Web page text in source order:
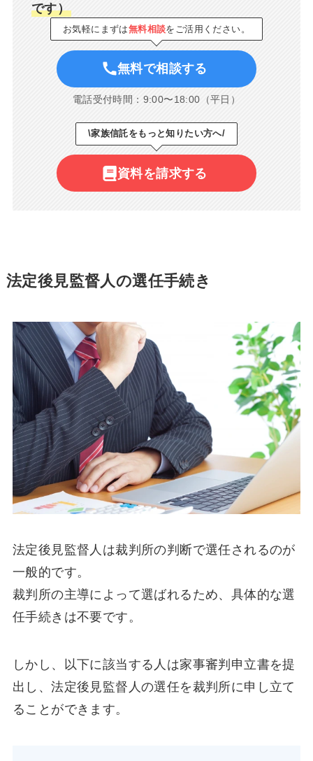
です）
お気軽にまずは無料相談をご活用ください。
無料で相談する
電話受付時間：9:00〜18:00（平日）
\家族信託をもっと知りたい方へ/
資料を請求する
法定後見監督人の選任手続き
法定後見監督人は裁判所の判断で選任されるのが
一般的です。
裁判所の主導によって選ばれるため、具体的な選
任手続きは不要です。
しかし、以下に該当する人は家事審判申立書を提
出し、法定後見監督人の選任を裁判所に申し立て
ることができます。